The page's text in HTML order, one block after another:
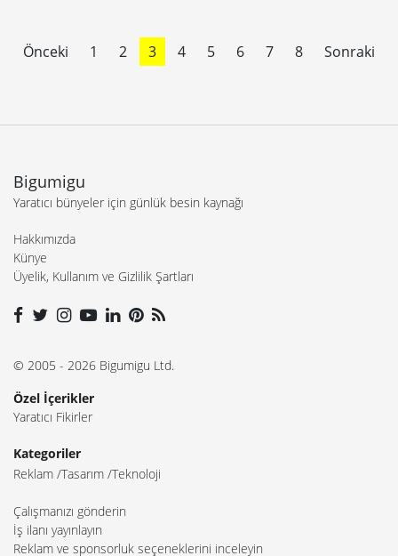
Önceki 1 2 3 4 5 6 7 8 Sonraki
Bigumigu
Yaratıcı bünyeler için günlük besin kaynağı
Hakkımızda
Künye
Üyelik, Kullanım ve Gizlilik Şartları
© 2005 - 2026 Bigumigu Ltd.
Özel İçerikler
Yaratıcı Fikirler
Kategoriler
Reklam Tasarım Teknoloji
Çalışmanızı gönderin
İş ilanı yayınlayın
Reklam ve sponsorluk seçeneklerini inceleyin